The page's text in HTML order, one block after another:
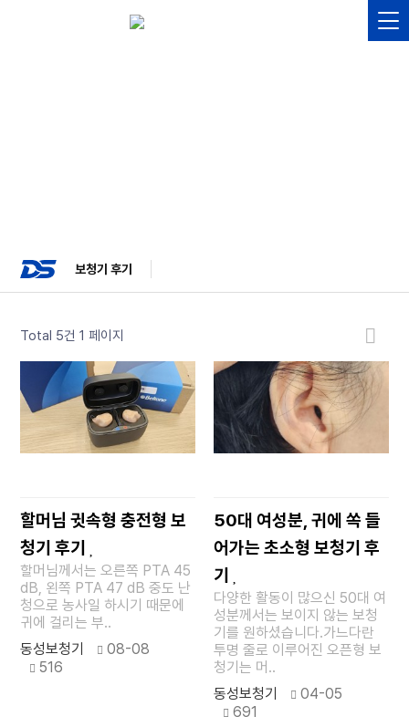
보청기 후기
Total 5건 1 페이지
할머님 귓속형 충전형 보
청기 후기
할머님께서는 오른쪽 PTA 45
dB, 왼쪽 PTA 47 dB 중도 난
청으로 농사일 하시기 때문에
귀에 걸리는 부..
동성보청기
08-08
516
50대 여성분, 귀에 쏙 들
어가는 초소형 보청기 후
기
다양한 활동이 많으신 50대 여
성분께서는 보이지 않는 보청
기를 원하셨습니다.가느다란
투명 줄로 이루어진 오픈형 보
청기는 머..
동성보청기
04-05
691